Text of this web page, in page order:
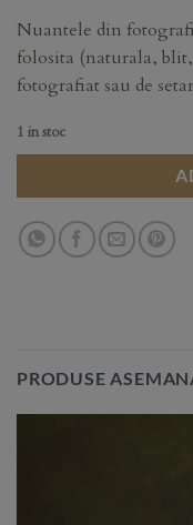
Nuantele din
folosita (naturala,
fotografiat sau de
1 in stoc
PRODUSE